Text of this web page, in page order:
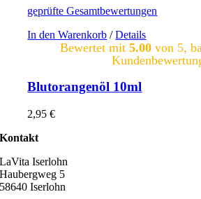
geprüfte Gesamtbewertungen
In den Warenkorb / Details
Bewertet mit 5.00von 5,
Blutorangenöl 10ml
2,95€
Kontakt
LaVita Iserlohn
Haubergweg 5
58640 Iserlohn